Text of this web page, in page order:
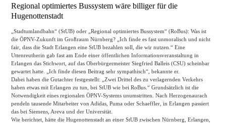
Regional optimiertes Bussystem wäre billiger für die
Hugenottenstadt
„Stadtumlandbahn“ (StUB) oder „Regional optimiertes Bussystem“ (RoBus): Was ist
die ÖPNV-Zukunft im Großraum Nürnberg? „Ich finde es fast unmoralisch und nicht
fair, dass die Stadt Erlangen eine StUB bezahlen soll, die wir nutzen.“ Eine
Uttenreutherin gab fast am Ende einer öffentlichen Informationsveranstaltung in
Erlangen das Stichwort, auf das Oberbürgermeister Siegfried Balleis (CSU) scheinbar
gewartet hatte. „Ich finde diesen Beitrag sehr sympathisch“, bekannte er.
Dabei haben die Gutachter festgestellt: „Zwei Drittel des zu verlagernden Verkehrs
haben etwas mit Erlangen zu tun, bei StUB wie bei RoBus.“ Grundsätzlich ist die
Notwendigkeit eines regionalen ÖPNV-Systems unumstritten. Nach Herzogenaurach
pendeln tausende Mitarbeiter von Adidas, Puma oder Schaeffler, in Erlangen passiert
das bei Siemens, Areva und der Universität.
Wie berichtet, hätte die Hugenottenstadt an einer StUB zwischen Nürnberg, Erlangen,